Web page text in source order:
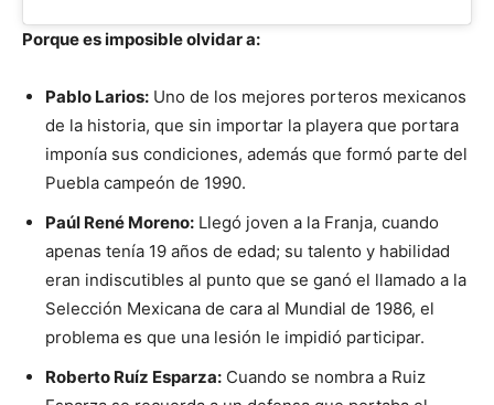
Porque es imposible olvidar a:
Pablo Larios: Uno de los mejores porteros mexicanos
de la historia, que sin importar la playera que portara
imponía sus condiciones, además que formó parte del
Puebla campeón de 1990.
Paúl René Moreno: Llegó joven a la Franja, cuando
apenas tenía 19 años de edad; su talento y habilidad
eran indiscutibles al punto que se ganó el llamado a la
Selección Mexicana de cara al Mundial de 1986, el
problema es que una lesión le impidió participar.
Roberto Ruíz Esparza: Cuando se nombra a Ruiz